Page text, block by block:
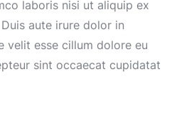
laboris nisi ut aliquip ex
aute irure dolor in
velit esse cillum dolore eu
sint occaecat cupidatat